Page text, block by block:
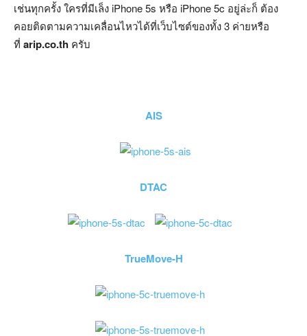
เช่นทุกครั้ง ใครที่มีเล็ง iPhone 5s หรือ iPhone 5c อยู่ล่ะก็ ต้อง
คอยติดตามความเคลื่อนไหวได้ที่เว็บไซต์ของทั้ง 3 ค่ายหรือ
ที่ arip.co.th ครับ
AIS
DTAC
TrueMove-H